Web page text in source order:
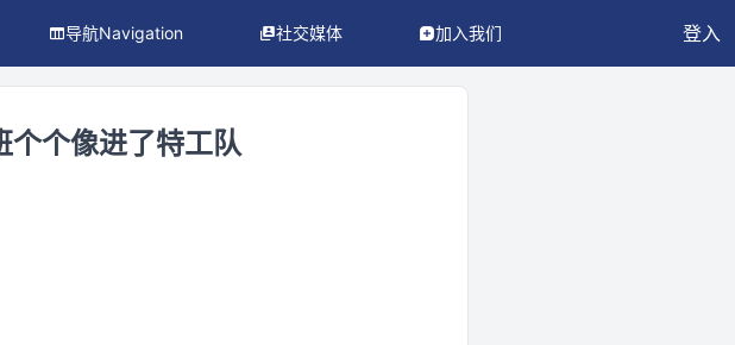
导航Navigation 社交媒体 加入我们 登入
个个像进了特工队